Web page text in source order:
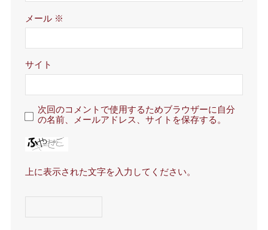
メール ※
サイト
次回のコメントで使用するためブラウザーに自分
の名前、メールアドレス、サイトを保存する。
上に表示された文字を入力してください。